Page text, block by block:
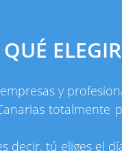
y
tú eliges el